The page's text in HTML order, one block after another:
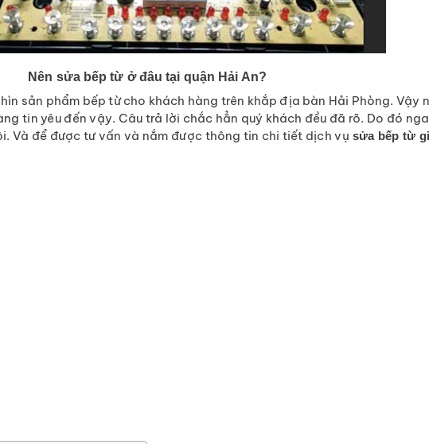
Nên sửa bếp từ ở đâu tại quận Hải An?
sản phẩm bếp từ cho khách hàng trên khắp địa bàn Hải Phòng. Vậy
tin yêu đến vậy. Câu trả lời chắc hẳn quý khách đều đã rõ. Do đó
Và để được tư vấn và nắm được thông tin chi tiết dịch vụ sửa bếp từ